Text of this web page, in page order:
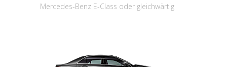
Mercedes-Benz E-Class oder gleichwärtig